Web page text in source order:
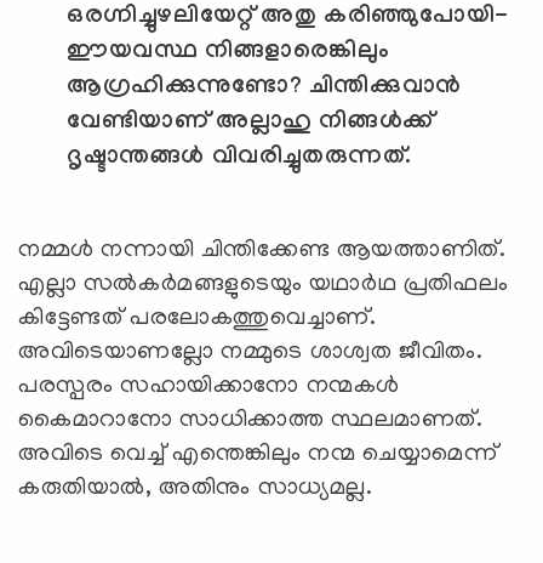
ഒരഗ്നിച്ചുഴലിയേറ്റ് അതു കരിഞ്ഞുപോയി-
ഈയവസ്ഥ നിങ്ങളാരെങ്കിലും
ആഗ്രഹിക്കുന്നുണ്ടോ? ചിന്തിക്കുവാന്‍
വേണ്ടിയാണ് അല്ലാഹു നിങ്ങള്‍ക്ക്
ദൃഷ്ടാന്തങ്ങള്‍ വിവരിച്ചുതരുന്നത്.
നമ്മള്‍ നന്നായി ചിന്തിക്കേണ്ട ആയത്താണിത്.
എല്ലാ സല്‍കര്‍മങ്ങളുടെയും യഥാര്‍ഥ പ്രതിഫലം
കിട്ടേണ്ടത് പരലോകത്തുവെച്ചാണ്.
അവിടെയാണല്ലോ നമ്മുടെ ശാശ്വത ജീവിതം.
പരസ്പരം സഹായിക്കാനോ നന്മകള്‍
കൈമാറാനോ സാധിക്കാത്ത സ്ഥലമാണത്.
അവിടെ വെച്ച് എന്തെങ്കിലും നന്മ ചെയ്യാമെന്ന്
കരുതിയാല്‍, അതിനും സാധ്യമല്ല.